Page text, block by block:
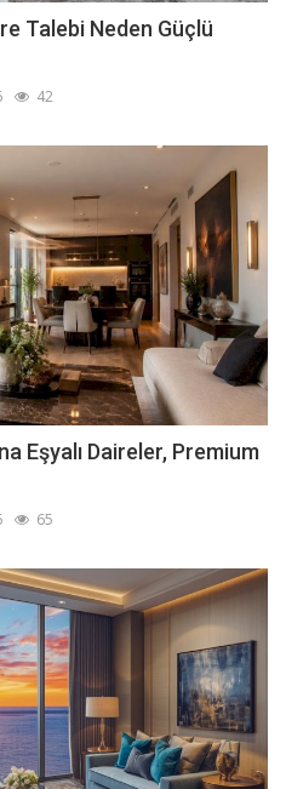
Talebi Neden Güçlü
42
Eşyalı Daireler, Premium
65